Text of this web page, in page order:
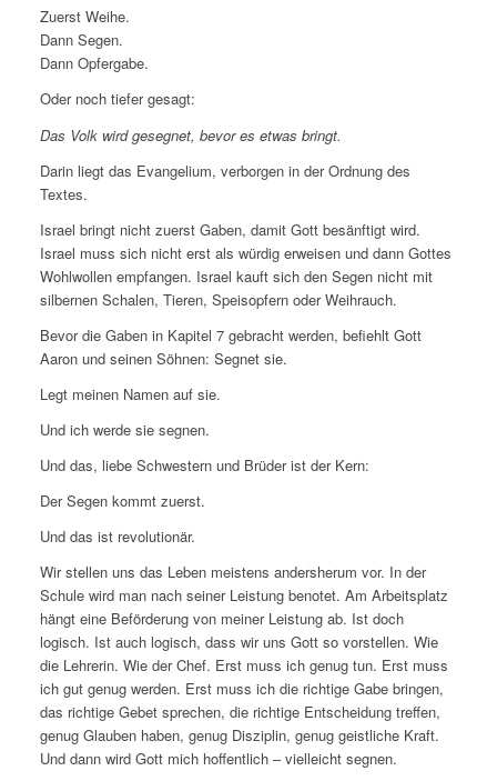
Zuerst Weihe.
Dann Segen.
Dann Opfergabe.
Oder noch tiefer gesagt:
Das Volk wird gesegnet, bevor es etwas bringt.
Darin liegt das Evangelium, verborgen in der Ordnung des
Textes.
Israel bringt nicht zuerst Gaben, damit Gott besänftigt wird.
Israel muss sich nicht erst als würdig erweisen und dann Gottes
Wohlwollen empfangen. Israel kauft sich den Segen nicht mit
silbernen Schalen, Tieren, Speisopfern oder Weihrauch.
Bevor die Gaben in Kapitel 7 gebracht werden, befiehlt Gott
Aaron und seinen Söhnen: Segnet sie.
Legt meinen Namen auf sie.
Und ich werde sie segnen.
Und das, liebe Schwestern und Brüder ist der Kern:
Der Segen kommt zuerst.
Und das ist revolutionär.
Wir stellen uns das Leben meistens andersherum vor. In der
Schule wird man nach seiner Leistung benotet. Am Arbeitsplatz
hängt eine Beförderung von meiner Leistung ab. Ist doch
logisch. Ist auch logisch, dass wir uns Gott so vorstellen. Wie
die Lehrerin. Wie der Chef. Erst muss ich genug tun. Erst muss
ich gut genug werden. Erst muss ich die richtige Gabe bringen,
das richtige Gebet sprechen, die richtige Entscheidung treffen,
genug Glauben haben, genug Disziplin, genug geistliche Kraft.
Und dann wird Gott mich hoffentlich – vielleicht segnen.